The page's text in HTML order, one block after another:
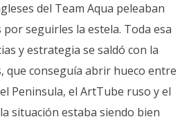
del Team Aqua peleaban
seguirles la estela. Toda esa
y estrategia se saldó con la
que conseguía abrir hueco entre
Peninsula, el ArtTube ruso y el
situación estaba siendo bien